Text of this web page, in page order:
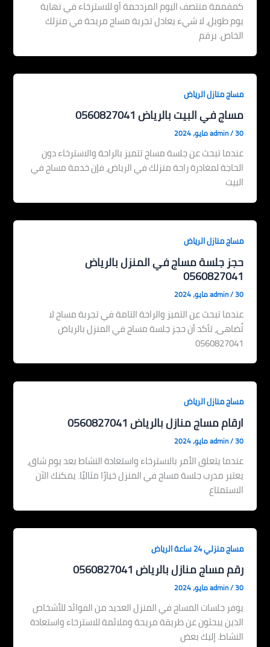
كمقممة منتصف اليوم المزدحمة أو للاسترخاء في نهاية
يوم طويل، لا شيء يعادل تجربة مساج مريحة في منزلك
الخاص. برقم
مساج منازل الرياض
مساج في البيت بالرياض 0560827041
admin/30 مايو، 2024
عندما تبحث عن جلسة مساج تتميز بالراحة والاسترخاء دون
الحاجة لمغادرة راحة منزلك في الرياض، فإن خدمة مساج في
البيت
مساج منازل الرياض
حجز جلسة مساج في المنزل بالرياض
0560827041
admin/30 مايو، 2024
عندما تبحث عن التميز والراحة التامة في تجربة مساج لا
تُضاهى، تأكد أن حجز جلسة مساج في المنزل بالرياض
0560827041
مساج منازل الرياض
ارقام مساج منازل بالرياض 0560827041
admin/30 مايو، 2024
عندما يتعلق الأمر بالاسترخاء واستعادة النشاط بعد يوم شاق،
يعتبر مدرب جلسة مساج في المنزل خيارًا مثاليًا. يمكنك الآن
الاستمتاع
مساج منزلي 24 ساعة الرياض
رقم مساج منازل بالرياض 0560827041
admin/30 مايو، 2024
يوفر جلسات المساج في المنزل العديد من الفوائد للأشخاص
الذين يبحثون عن طريقة مريحة وملائمة للاسترخاء واستعادة
النشاط. إليك بعض